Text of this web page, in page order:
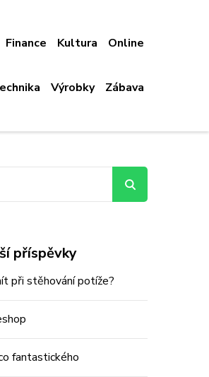
Finance Kultura Online
Výrobky Zábava
příspěvky
při stěhování potíže?
fantastického